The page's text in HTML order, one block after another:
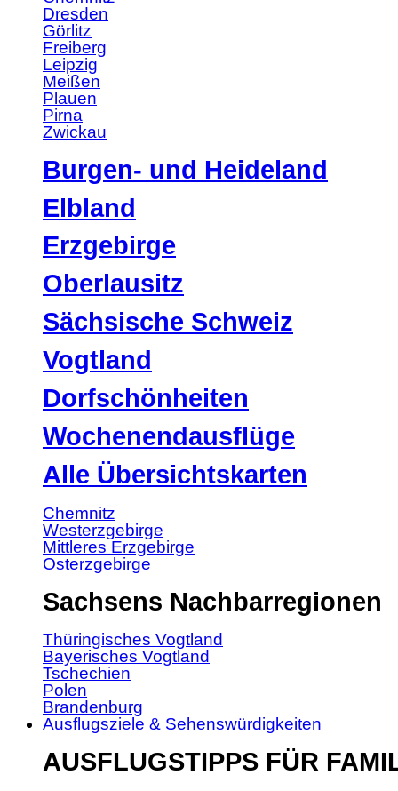
Dresden
Görlitz
Freiberg
Leipzig
Meißen
Plauen
Pirna
Zwickau
Burgen- und Heideland
Elbland
Erzgebirge
Oberlausitz
Sächsische Schweiz
Vogtland
Dorfschönheiten
Wochenendausflüge
Alle Übersichtskarten
Chemnitz
Westerzgebirge
Mittleres Erzgebirge
Osterzgebirge
Sachsens Nachbarregionen
Thüringisches Vogtland
Bayerisches Vogtland
Tschechien
Polen
Brandenburg
Ausflugsziele & Sehenswürdigkeiten
AUSFLUGSTIPPS FÜR